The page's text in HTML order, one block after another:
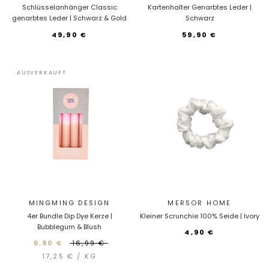
Schlüsselanhänger Classic
genarbtes Leder | Schwarz & Gold
49,90 €
Kartenhalter Genarbtes Leder |
Schwarz
59,90 €
AUSVERKAUFT
MINGMING DESIGN
4er Bundle Dip Dye Kerze |
Bubblegum & Blush
6,90 €
16,99 €
17,25 € / KG
MERSOR HOME
Kleiner Scrunchie 100% Seide | Ivory
4,90 €